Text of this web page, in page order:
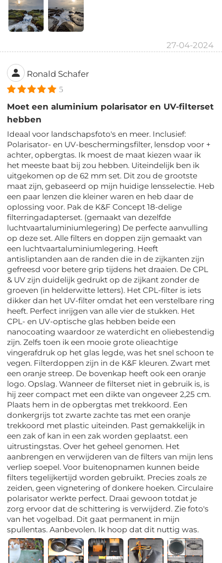
27-04-2024
Ronald Schafer
5
Moet een aluminium polarisator en UV-filterset
hebben
Ideaal voor landschapsfoto's en meer. Inclusief:
Polarisator- en UV-beschermingsfilter, lensdop voor +
achter, opbergtas. Ik moest de maat kiezen waar ik
het meeste baat bij zou hebben. Uiteindelijk ben ik
uitgekomen op de 62 mm set. Dit zou de grootste
maat zijn, gebaseerd op mijn huidige lensselectie. Heb
een paar lenzen die kleiner waren en heb daar de
oplossing voor. Pak de K&F Concept 18-delige
filterringadapterset. (gemaakt van dezelfde
luchtvaartaluminiumlegering) De perfecte aanvulling
op deze set. Alle filters en doppen zijn gemaakt van
een luchtvaartaluminiumlegering. Heeft
antisliptanden aan de randen die in de zijkanten zijn
gefreesd voor betere grip tijdens het draaien. De CPL
& UV zijn duidelijk gedrukt op de zijkant zonder de
groeven (in helderwitte letters). Het CPL-filter is iets
dikker dan het UV-filter omdat het een verstelbare ring
heeft. Perfect inrijgen van alle vier de stukken. Het
CPL- en UV-optische glas hebben beide een
nanocoating waardoor ze waterdicht en oliebestendig
zijn. Zelfs toen ik een mooie grote olieachtige
vingerafdruk op het glas legde, was het snel schoon te
vegen. Filterdoppen zijn in de K&F kleuren. Zwart met
een oranje streep. De bovenkap heeft ook een oranje
logo. Opslag. Wanneer de filterset niet in gebruik is, is
hij zeer compact met een dikte van ongeveer 2,25 cm.
Plaats hem in de opbergtas met trekkoord. Een
donkergrijs tot zwarte zachte tas met een oranje
trekkoord met plastic uiteinden. Past gemakkelijk in
een zak of kan in een zak worden geplaatst. een
uitrustingstas. Over het geheel genomen. Het
aanbrengen en verwijderen van de filters van mijn lens
verliep soepel. Voor buitenopnamen kunnen beide
filters tegelijkertijd worden gebruikt. Precies zoals ze
zeiden, geen vignetering of donkere hoeken. Circulaire
polarisator werkte perfect. Draai gewoon totdat je
zorg ervoor dat de schittering is verwijderd. Zie foto's
van het vogelbad. Dit gaat permanent in mijn
spullentas. Aanbevolen. Ik hoop dat dit nuttig was.